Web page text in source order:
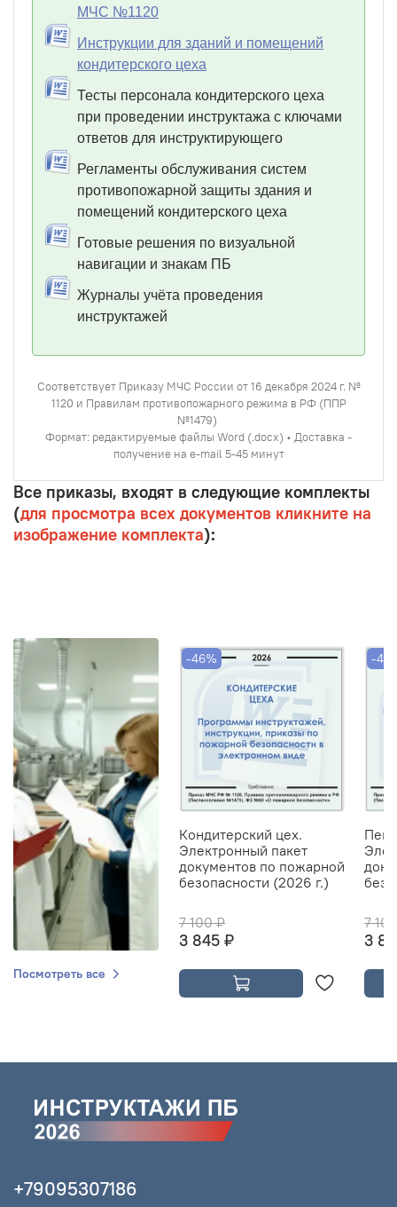
МЧС №1120
Инструкции для зданий и помещений
кондитерского цеха
Тесты персонала кондитерского цеха
при проведении инструктажа с ключами
ответов для инструктирующего
Регламенты обслуживания систем
противопожарной защиты здания и
помещений кондитерского цеха
Готовые решения по визуальной
навигации и знакам ПБ
Журналы учёта проведения
инструктажей
Соответствует Приказу МЧС России от 16 декабря 2024 г. №
1120 и Правилам противопожарного режима в РФ (ППР
№1479)
Формат: редактируемые файлы Word (.docx) • Доставка -
получение на e-mail 5-45 минут
Все приказы, входят в следующие комплекты
(для просмотра всех документов кликните на
изображение комплекта):
Посмотреть все
-46%
Кондитерский цех.
Электронный пакет
документов по пожарной
безопасности (2026 г.)
7 100 ₽
3 845 ₽
-
7
3
+79095307186